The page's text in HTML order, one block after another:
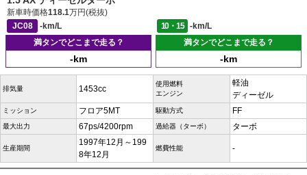
新車時価格118.1万円(税抜)
JC08
-km/L 10・15
-km/L
満タンでどこまで走る？
-km
満タンでどこまで走る？
-km
排気量 1453cc
使用燃料
エンジン
軽油
ディーゼル
ミッション フロア5MT 駆動方式 FF
最大出力 67ps/4200rpm 過給器（ターボ） ターボ
生産期間
1997年12月～199
8年12月
燃費性能 -